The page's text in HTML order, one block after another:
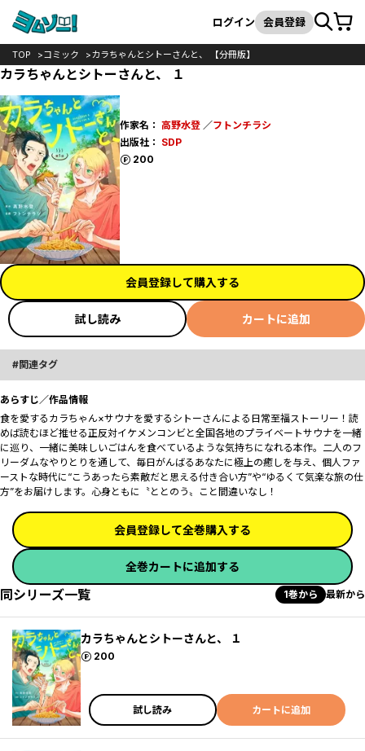
検索
ログイン 会員登録カート
TOP コミック カラちゃんとシトーさんと、 【分冊版】
カラちゃんとシトーさんと、 １
作家名： 高野水登／フトンチラシ
出版社： SDP
200
ポイント
会員登録して購入する
試し読み カートに追加
関連タグ
あらすじ／作品情報
食を愛するカラちゃん×サウナを愛するシトーさんによる日常至福ストーリー！読
めば読むほど推せる正反対イケメンコンビと全国各地のプライベートサウナを一緒
に巡り、一緒に美味しいごはんを食べているような気持ちになれる本作。二人のフ
リーダムなやりとりを通して、毎日がんばるあなたに極上の癒しを与え、個人ファ
ーストな時代に“こうあったら素敵だと思える付き合い方”や“ゆるくて気楽な旅の仕
方”をお届けします。心身ともに〝ととのう〟こと間違いなし！
会員登録して全巻購入する
全巻カートに追加する
同シリーズ一覧 1巻から 最新から
カラちゃんとシトーさんと、 １
200
ポイント
試し読み カートに追加